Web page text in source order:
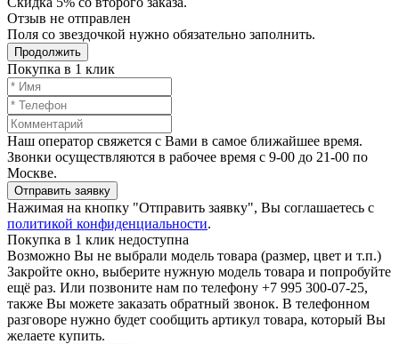
Отзыв не отправлен
Поля со звездочкой нужно обязательно заполнить.
Продолжить
Покупка в 1 клик
Наш оператор свяжется с Вами в самое ближайшее время.
Звонки осуществляются в рабочее время с 9-00 до 21-00 по
Москве.
Отправить заявку
Нажимая на кнопку "Отправить заявку", Вы соглашаетесь с
политикой конфиденциальности.
Покупка в 1 клик недоступна
Возможно Вы не выбрали модель товара (размер, цвет и т.п.)
Закройте окно, выберите нужную модель товара и попробуйте
ещё раз. Или позвоните нам по телефону +7 995 300-07-25,
также Вы можете заказать обратный звонок. В телефонном
разговоре нужно будет сообщить артикул товара, который Вы
желаете купить.